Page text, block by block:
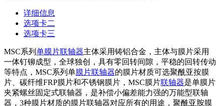
详细信息
选项卡二
选项卡三
MSC系列 单膜片联轴器主体采用铸铝合金，主体与膜片采用
一体钉铆成型，全球独创，具有零回转间隙，平稳的回转传动
等特点，MSC系列单膜片联轴器的膜片材质可选聚酰亚按膜
片、碳纤维FRP膜片和不锈钢膜片，MSC膜片联轴器是单膜片
夹紧螺丝固定式联轴器，是补偿小偏差能力强的万能型联轴
器，3种膜片材质的膜片联轴器对应所有的用途，聚酰亚胺膜